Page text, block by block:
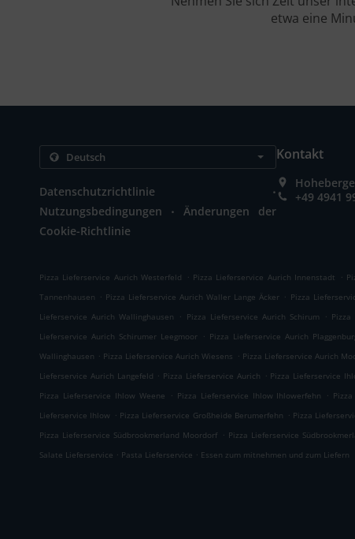
etwa eine
Datenschutzrichtlinie .
Nutzungsbedingungen .
Änderungen der
Cookie-Richtlinie
Kontakt
+49 4941
Pizza Lieferservice Aurich Westerfeld . Pizza Lieferservice Aurich Innenstadt .
Tannenhausen . Pizza Lieferservice Aurich Waller Lange Äcker . Pizza
Lieferservice Aurich Wallinghausen
. Pizza Lieferservice Aurich Schirum .
Lieferservice Aurich Schirumer Leegmoor . Pizza Lieferservice Aurich
Wallinghausen . Pizza Lieferservice Aurich Wiesens . Pizza Lieferservice Aurich
Lieferservice Aurich Langefeld . Pizza Lieferservice Aurich . Pizza Lieferservice
Pizza Lieferservice Ihlow Weene
. Pizza Lieferservice Ihlow Ihlowerfehn .
Lieferservice Ihlow . Pizza Lieferservice Großheide Berumerfehn . Pizza
Pizza Lieferservice Südbrookmerland Moordorf . Pizza Lieferservice
Salate Lieferservice . Pasta Lieferservice . Essen zum mitnehmen und zum Liefern